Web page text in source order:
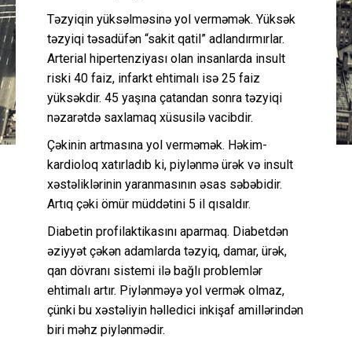
Təzyiqin yüksəlməsinə yol verməmək. Yüksək
təzyiqi təsadüfən “sakit qatil” adlandırmırlar.
Arterial hipertenziyası olan insanlarda insult
riski 40 faiz, infarkt ehtimalı isə 25 faiz
yüksəkdir. 45 yaşına çatandan sonra təzyiqi
nəzarətdə saxlamaq xüsusilə vacibdir.
Çəkinin artmasına yol verməmək. Həkim-
kardioloq xatırladıb ki, piylənmə ürək və insult
xəstəliklərinin yaranmasının əsas səbəbidir.
Artıq çəki ömür müddətini 5 il qısaldır.
Diabetin profilaktikasını aparmaq. Diabetdən
əziyyət çəkən adamlarda təzyiq, damar, ürək,
qan dövranı sistemi ilə bağlı problemlər
ehtimalı artır. Piylənməyə yol vermək olmaz,
çünki bu xəstəliyin həlledici inkişaf amillərindən
biri məhz piylənmədir.